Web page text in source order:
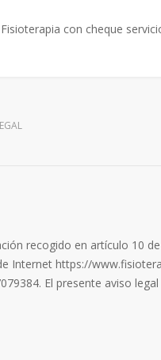
Fisioterapia con cheque
recogido en artículo 10
Internet https://
El presente aviso legal